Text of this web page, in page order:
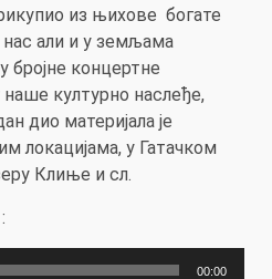
из њихове богате
али и у земљама
бројне концертне
наше културно наслеђе,
дио материјала је
локацијама, у Гатачком
Клиње и сл.
00:00